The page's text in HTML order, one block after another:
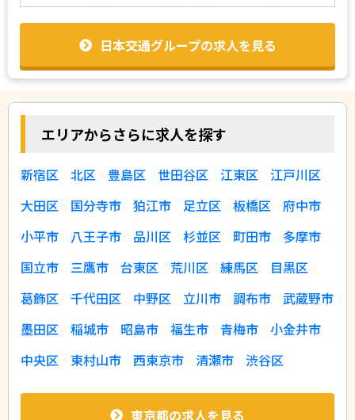
日本交通グループの求人を見る
エリアからさらに求人を探す
新宿区 北区 豊島区 世田谷区 江東区
江戸川区
大田区
国分寺市 狛江市 足立区 板橋区
府中市
小平市
八王子市 品川区 杉並区 町田市
多摩市
国立市
三鷹市 台東区 荒川区 練馬区
目黒区
葛飾区
千代田区 中野区 立川市 調布市
武蔵野市
墨田区
稲城市 昭島市 福生市 青梅市
小金井市
中央区
東村山市 西東京市 清瀬市 渋谷区
東京都の求人を見る